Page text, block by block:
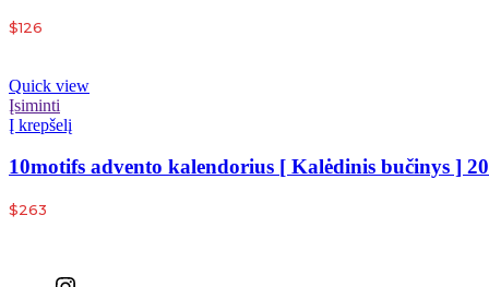
$126
Quick view
Įsiminti
Į krepšelį
10motifs advento kalendorius [ Kalėdinis bučinys ]
$263